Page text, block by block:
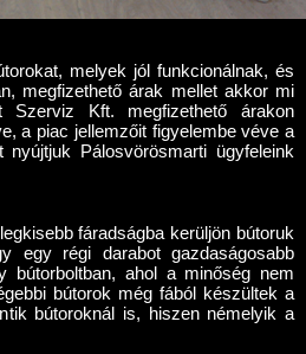
melyek jól funkcionálnak, és
megfizethető árak mellet akkor mi
Kft. megfizethető árakon
a piac jellemzőit figyelembe véve a
nyújtjuk Pálosvörösmarti ügyfeleink
fáradságba kerüljön bútoruk
egy régi darabot gazdaságosabb
bútorboltban, ahol a minőség nem
bútorok még fából készültek a
bútoroknál is, hiszen némelyik a